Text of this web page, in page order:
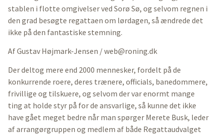
stablen i flotte omgivelser ved Sorø Sø, og selvom regnen i
den grad besøgte regattaen om lørdagen, så ændrede det
ikke på den fantastiske stemning.
Af Gustav Højmark-Jensen /web@roning.dk
Der deltog mere end 2000 mennesker, fordelt på de
konkurrende roere, deres trænere, officials, banedommere,
frivillige og tilskuere, og selvom der var enormt mange
ting at holde styr på for de ansvarlige, så kunne det ikke
have gået meget bedre når man spørger Merete Busk, leder
af arrangørgruppen og medlem af både Regattaudvalget